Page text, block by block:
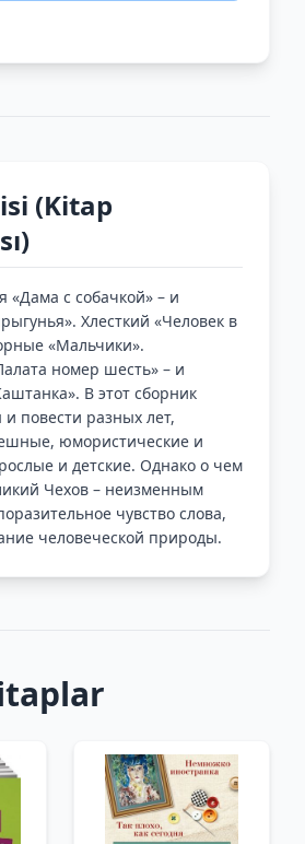
(Kitap
«Дама с собачкой» – и
Хлесткий «Человек в
«Мальчики».
номер шесть» – и
В этот сборник
повести разных лет,
юмористические и
и детские. Однако о чем
Чехов – неизменным
чувство слова,
человеческой природы.